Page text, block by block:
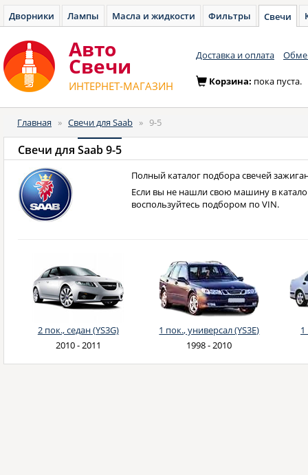
Дворники Лампы Масла и жидкости Фильтры Свечи
Авто
Cвечи
ИНТЕРНЕТ-МАГАЗИН
Доставка и оплата
Корзина: пока пуста.
Главная » Свечи для Saab » 9-5
Свечи для Saab 9-5
Полный каталог подбора свечей
Если вы не нашли свою машину в
воспользуйтесь подбором по VIN.
2 пок., седан (YS3G)
2010 - 2011
1 пок., универсал (YS3E)
1998 - 2010
1